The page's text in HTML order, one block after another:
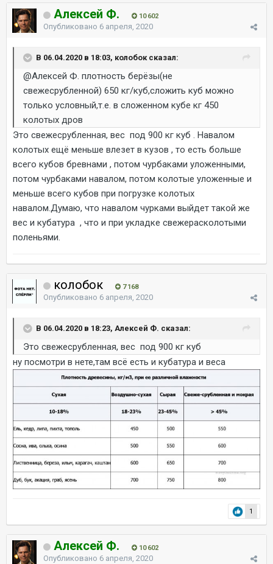
Алексей Ф. 10 602
Опубликовано 6 апреля, 2020
В 06.04.2020 в 18:03, колобок сказал:
@Алексей Ф. плотность берёзы(не
свежесрубленной) 650 кг/куб,сложить куб можно
только условный,т.е. в сложенном кубе кг 450
колотых дров
Это свежесрубленная, вес под 900 кг куб . Навалом
колотых ещё меньше влезет в кузов , то есть больше
всего кубов бревнами , потом чурбаками уложенными,
потом чурбаками навалом, потом колотые уложенные и
меньше всего кубов при погрузке колотых
навалом.Думаю, что навалом чурками выйдет такой же
вес и кубатура , что и при укладке свежерасколотыми
поленьями.
колобок 7 168
Опубликовано 6 апреля, 2020
В 06.04.2020 в 18:23, Алексей Ф. сказал:
Это свежесрубленная, вес под 900 кг куб
ну посмотри в нете,там всё есть и кубатура и веса
1
Алексей Ф. 10 602
Опубликовано 6 апреля, 2020